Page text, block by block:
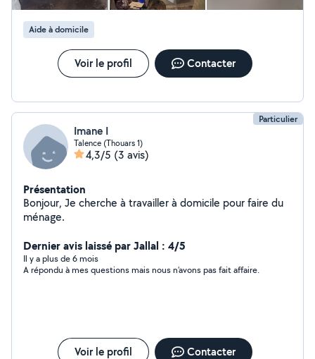
Aide à domicile
Voir le profil Contacter
Particulier
Imane I
Talence (Thouars 1)
4,3/5 (3 avis)
Présentation
Bonjour, Je cherche à travailler à domicile pour faire du
ménage.
Dernier avis laissé par Jallal : 4/5
Il y a plus de 6 mois
A répondu à mes questions mais nous n’avons pas fait affaire.
Voir le profil Contacter